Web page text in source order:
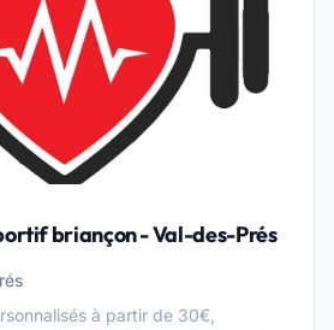
briançon - Val-des-Prés
à partir de 30€,